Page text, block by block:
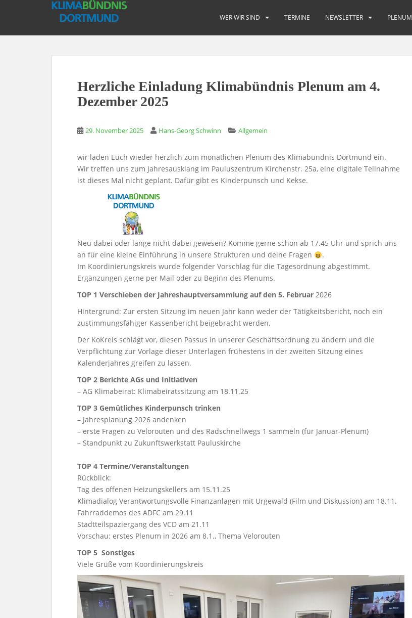
WER WIR SIND TERMINE NEWSLETTER PLENUM
Herzliche Einladung Klimabündnis Plenum am 4.
Dezember 2025
29. November 2025 Hans-Georg Schwinn Allgemein
wir laden Euch wieder herzlich zum monatlichen Plenum des Klimabündnis Dortmund ein.
Wir treffen uns zum Jahresausklang im Pauluszentrum Kirchenstr. 25a, eine digitale Teilnahme
ist dieses Mal nicht geplant. Dafür gibt es Kinderpunsch und Kekse.
Neu dabei oder lange nicht dabei gewesen? Komme gerne schon ab 17.45 Uhr und sprich uns
an für eine kleine Einführung in unsere Strukturen und deine Fragen
.
Im Koordinierungskreis wurde folgender Vorschlag für die Tagesordnung abgestimmt.
Ergänzungen gerne per Mail oder zu Beginn des Plenums.
TOP 1 Verschieben der Jahreshauptversammlung auf den 5. Februar 2026
Hintergrund: Zur ersten Sitzung im neuen Jahr kann weder der Tätigkeitsbericht, noch ein
zustimmungsfähiger Kassenbericht beigebracht werden.
Der KoKreis schlägt vor, diesen Passus in unserer Geschäftsordnung zu ändern und die
Verpflichtung zur Vorlage dieser Unterlagen frühestens in der zweiten Sitzung eines
Kalenderjahres greifen zu lassen.
TOP 2 Berichte AGs und Initiativen
– AG Klimabeirat: Klimabeiratssitzung am 18.11.25
TOP 3 Gemütliches Kinderpunsch trinken
– Jahresplanung 2026 andenken
– erste Fragen zu Velorouten und des Radschnellwegs 1 sammeln (für Januar-Plenum)
– Standpunkt zu Zukunftswerkstatt Pauluskirche
TOP 4 Termine/Veranstaltungen
Rückblick:
Tag des offenen Heizungskellers am 15.11.25
Klimadialog Verantwortungsvolle Finanzanlagen mit Urgewald (Film und Diskussion) am 18.11.
Fahrraddemos des ADFC am 29.11
Stadtteilspaziergang des VCD am 21.11
Vorschau: erstes Plenum in 2026 am 8.1., Thema Velorouten
TOP 5 Sonstiges
Viele Grüße vom Koordinierungskreis